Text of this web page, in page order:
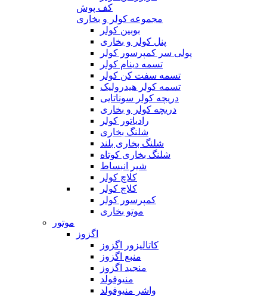
کف پوش
مجموعه کولر و بخاری
بوبین کولر
پنل کولر و بخاری
پولی سر کمپرسور کولر
تسمه دینام کولر
تسمه سفت کن کولر
تسمه کولر هیدرولیک
دریچه کولر سوناتایی
دریچه کولر و بخاری
رادیاتور کولر
شلنگ بخاری
شلنگ بخاری بلند
شلنگ بخاری کوتاه
شیر انبساط
کلاچ کولر
کلاچ کولر
کمپرسور کولر
موتو بخاری
موتور
اگزوز
کاتالیزور اگزوز
منبع اگزوز
منجید اگزوز
منیوفولد
واشر منیوفولد